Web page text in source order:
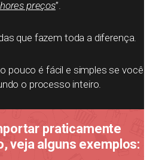
preços”.
que fazem toda a diferença.
pouco é fácil e simples se você
o processo inteiro.
praticamente
veja alguns exemplos: